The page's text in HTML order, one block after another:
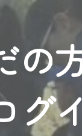
の
グイ